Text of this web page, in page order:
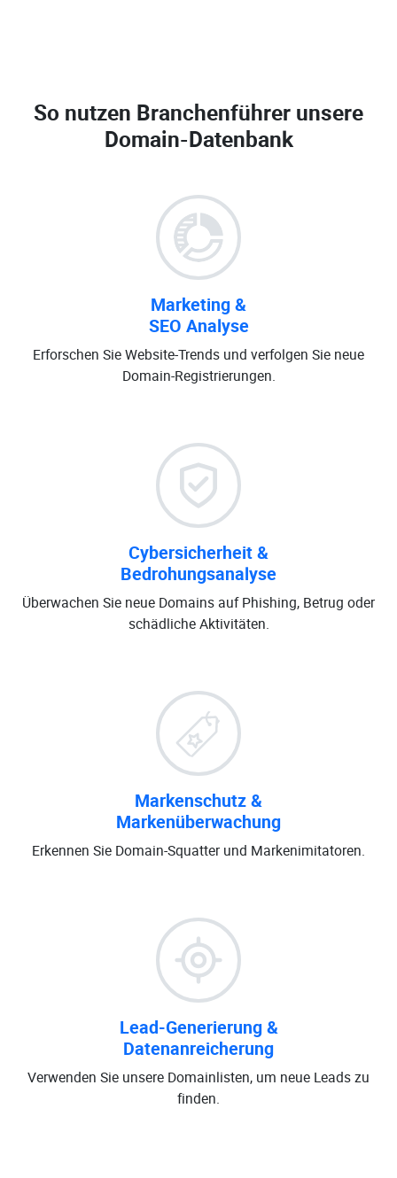
So nutzen Branchenführer unsere
Domain-Datenbank
Marketing &
SEO Analyse
Erforschen Sie Website-Trends und verfolgen Sie neue
Domain-Registrierungen.
Cybersicherheit &
Bedrohungsanalyse
Überwachen Sie neue Domains auf Phishing, Betrug oder
schädliche Aktivitäten.
Markenschutz &
Markenüberwachung
Erkennen Sie Domain-Squatter und Markenimitatoren.
Lead-Generierung &
Datenanreicherung
Verwenden Sie unsere Domainlisten, um neue Leads zu
finden.